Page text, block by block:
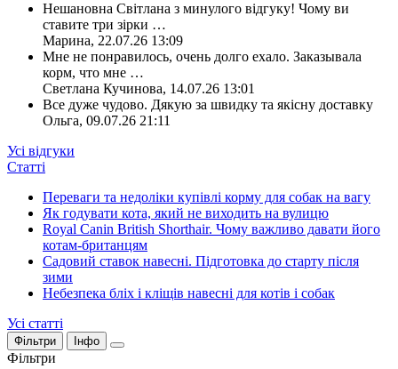
Нешановна Світлана з минулого відгуку! Чому ви
ставите три зірки …
Марина, 22.07.26 13:09
Мне не понравилось, очень долго ехало. Заказывала
корм, что мне …
Светлана Кучинова, 14.07.26 13:01
Все дуже чудово. Дякую за швидку та якісну доставку
Ольга, 09.07.26 21:11
Усі відгуки
Статті
Переваги та недоліки купівлі корму для собак на вагу
Як годувати кота, який не виходить на вулицю
Royal Canin British Shorthair. Чому важливо давати його
котам-британцям
Садовий ставок навесні. Підготовка до старту після
зими
Небезпека бліх і кліщів навесні для котів і собак
Усі статті
Фільтри Інфо
Фільтри